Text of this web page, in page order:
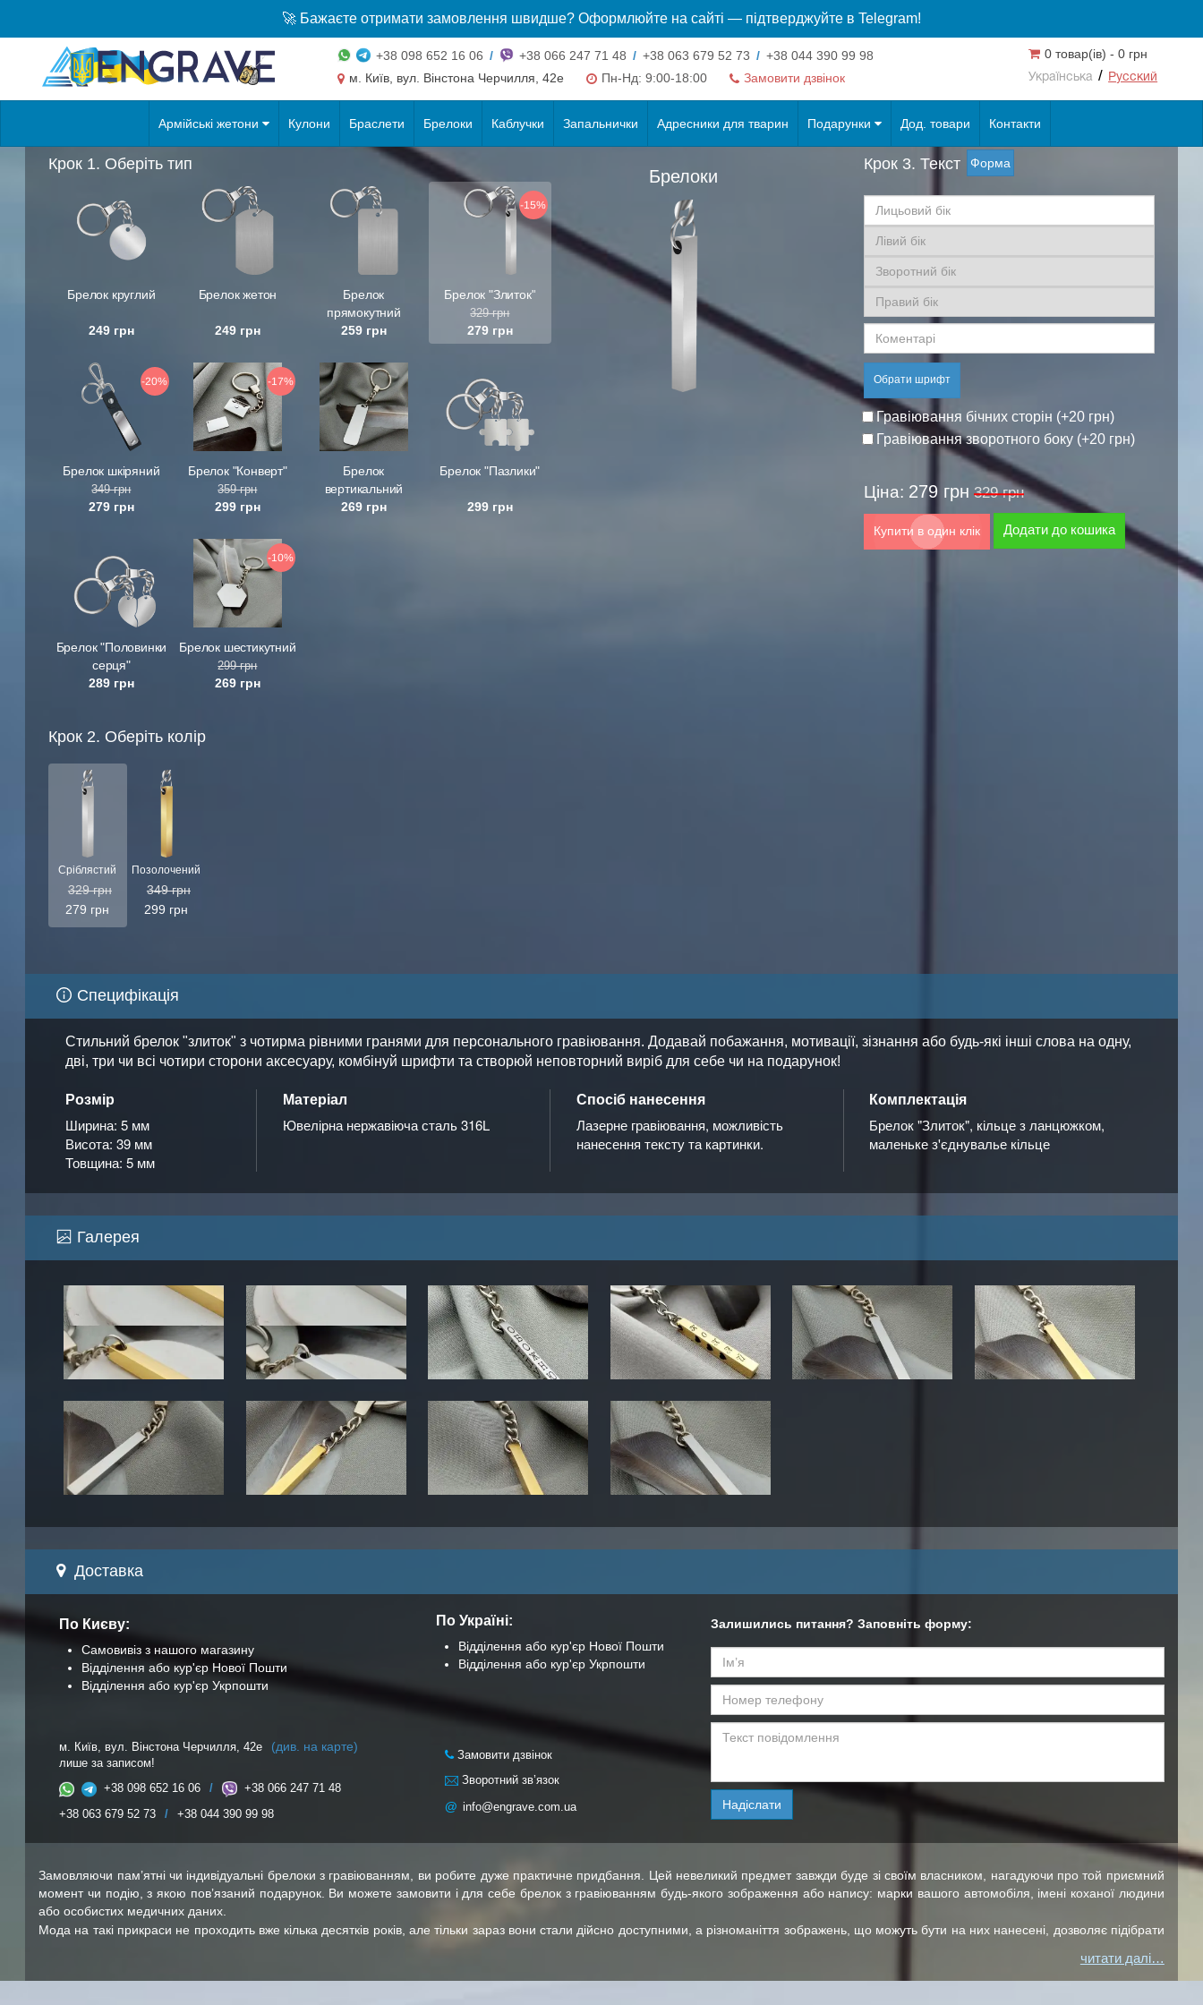
🚀 Бажаєте отримати замовлення швидше? Оформлюйте на сайті — підтверджуйте в Telegram!
+38 098 652 16 06 / +38 066 247 71 48 / +38 063 679 52 73 / +38 044 390 99 98
м. Київ, вул. Вінстона Черчилля, 42е
Пн-Нд: 9:00-18:00 Замовити дзвінок
0 товар(ів) - 0 грн
Українська / Русский
Армійські жетони Кулони Браслети Брелоки Каблучки Запальнички Адресники для тварин Подарунки Дод. товари Контакти
Крок 1. Оберіть тип
Брелок круглий
249 грн
Брелок жетон
249 грн
Брелок
прямокутний
259 грн
-15%
Брелок "Злиток"
329 грн
279 грн
-20%
Брелок шкіряний
349 грн
279 грн
-17%
Брелок "Конверт"
359 грн
299 грн
Брелок
вертикальний
269 грн
Брелок "Пазлики"
299 грн
Брелок "Половинки
серця"
289 грн
-10%
Брелок шестикутний
299 грн
269 грн
Крок 2. Оберіть колір
Сріблястий
329 грн
279 грн
Позолочений
349 грн
299 грн
Брелоки
Крок 3. Текст Форма
Обрати шрифт
Гравіювання бічних сторін (+20 грн)
Гравіювання зворотного боку (+20 грн)
Ціна: 279 грн 329 грн
Купити в один клік Додати до кошика
Специфікація
Стильний брелок "злиток" з чотирма рівними гранями для персонального гравіювання. Додавай побажання, мотивації, зізнання або будь-які інші слова на одну,
дві, три чи всі чотири сторони аксесуару, комбінуй шрифти та створюй неповторний виріб для себе чи на подарунок!
Розмір
Ширина: 5 мм
Висота: 39 мм
Товщина: 5 мм
Матеріал
Ювелірна нержавіюча сталь 316L
Спосіб нанесення
Лазерне гравіювання, можливість
нанесення тексту та картинки.
Комплектація
Брелок "Злиток", кільце з ланцюжком,
маленьке з'єднувалье кільце
Галерея
Доставка
По Києву:
Самовивіз з нашого магазину
Відділення або кур'єр Нової Пошти
Відділення або кур'єр Укрпошти
По Україні:
Відділення або кур'єр Нової Пошти
Відділення або кур'єр Укрпошти
м. Київ, вул. Вінстона Черчилля, 42е (див. на карте)
лише за записом!
+38 098 652 16 06
/
+38 066 247 71 48
+38 063 679 52 73
/ +38 044 390 99 98
Замовити дзвінок
Зворотний зв’язок
@ info@engrave.com.ua
Залишились питання? Заповніть форму:
Надіслати
Замовляючи пам’ятні чи індивідуальні брелоки з гравіюванням, ви робите дуже практичне придбання. Цей невеликий предмет завжди буде зі своїм власником, нагадуючи про той приємний
момент чи подію, з якою пов’язаний подарунок. Ви можете замовити і для себе брелок з гравіюванням будь-якого зображення або напису: марки вашого автомобіля, імені коханої людини
або особистих медичних даних.
Мода на такі прикраси не проходить вже кілька десятків років, але тільки зараз вони стали дійсно доступними, а різноманіття зображень, що можуть бути на них нанесені, дозволяє підібрати
Відмінності можуть бути як в формі та матеріалі, з якого робляться прикраси, так і в технології виготовлення і нанесення зображення. Форма брелоків іменних переважно кругла або
читати далі…